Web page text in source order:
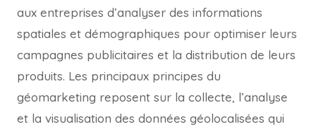
aux entreprises d’analyser des informations
spatiales et démographiques pour optimiser leurs
campagnes publicitaires et la distribution de leurs
produits. Les principaux principes du
géomarketing reposent sur la collecte, l’analyse
et la visualisation des données géolocalisées qui